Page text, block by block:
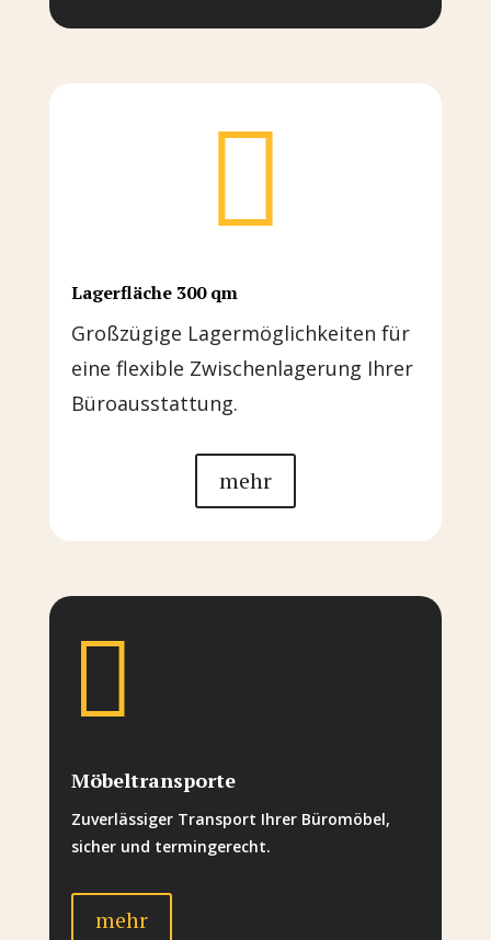

Lagerfläche 300 qm
Großzügige Lagermöglichkeiten für
eine flexible Zwischenlagerung Ihrer
Büroausstattung.
mehr

Möbeltransporte
Zuverlässiger Transport Ihrer Büromöbel,
sicher und termingerecht.
mehr